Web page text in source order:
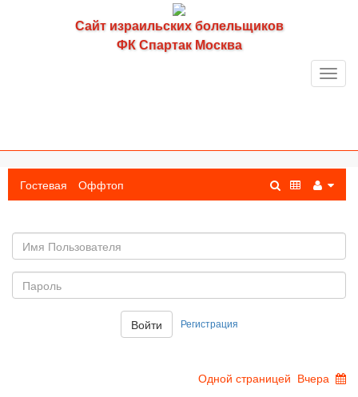
Сайт израильских болельщиков
ФК Спартак Москва
Гостевая Оффтоп
пользователя
Войти Регистрация
Одной страницей Вчера